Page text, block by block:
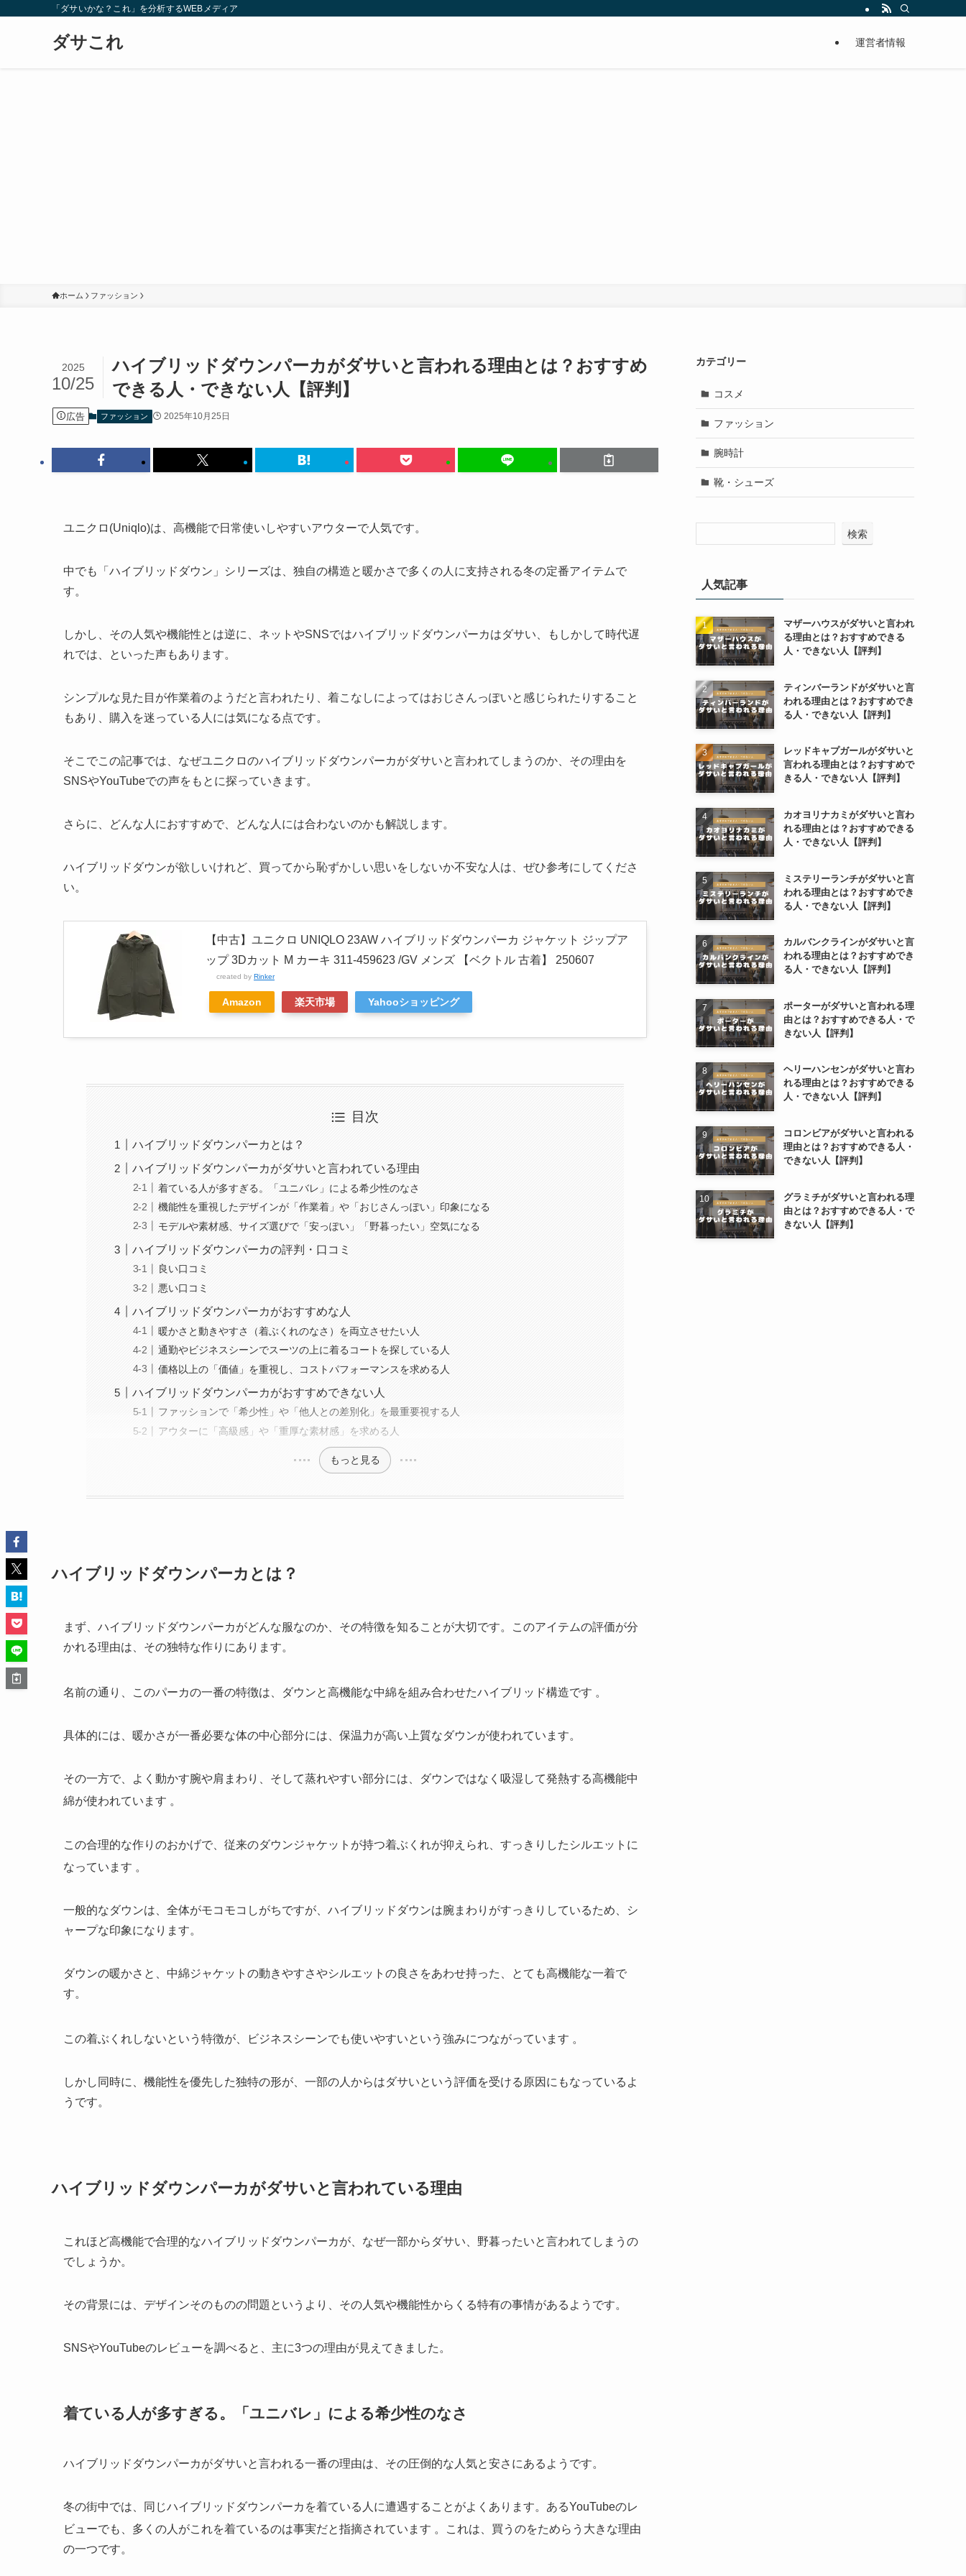
「ダサいかな？これ」を分析するWEBメディア
ダサこれ 運営者情報
ホーム ファッション
ハイブリッドダウンパーカがダサいと言われる理由とは？おすすめ
できる人・できない人【評判】
2025
10/25
広告 ファッション 2025年10月25日
ユニクロ(Uniqlo)は、高機能で日常使いしやすいアウターで人気です。
中でも「ハイブリッドダウン」シリーズは、独自の構造と暖かさで多くの人に支持される冬の定番アイテムで
す。
しかし、その人気や機能性とは逆に、ネットやSNSではハイブリッドダウンパーカはダサい、もしかして時代遅
れでは、といった声もあります。
シンプルな見た目が作業着のようだと言われたり、着こなしによってはおじさんっぽいと感じられたりすること
もあり、購入を迷っている人には気になる点です。
そこでこの記事では、なぜユニクロのハイブリッドダウンパーカがダサいと言われてしまうのか、その理由を
SNSやYouTubeでの声をもとに探っていきます。
さらに、どんな人におすすめで、どんな人には合わないのかも解説します。
ハイブリッドダウンが欲しいけれど、買ってから恥ずかしい思いをしないか不安な人は、ぜひ参考にしてくださ
い。
【中古】ユニクロ UNIQLO 23AW ハイブリッドダウンパーカ ジャケット ジップア
ップ 3Dカット M カーキ 311-459623 /GV メンズ 【ベクトル 古着】 250607
created by Rinker
Amazon 楽天市場 Yahooショッピング
目次
ハイブリッドダウンパーカとは？
ハイブリッドダウンパーカがダサいと言われている理由
着ている人が多すぎる。「ユニバレ」による希少性のなさ
機能性を重視したデザインが「作業着」や「おじさんっぽい」印象になる
モデルや素材感、サイズ選びで「安っぽい」「野暮ったい」空気になる
ハイブリッドダウンパーカの評判・口コミ
良い口コミ
悪い口コミ
ハイブリッドダウンパーカがおすすめな人
暖かさと動きやすさ（着ぶくれのなさ）を両立させたい人
通勤やビジネスシーンでスーツの上に着るコートを探している人
価格以上の「価値」を重視し、コストパフォーマンスを求める人
ハイブリッドダウンパーカがおすすめできない人
ファッションで「希少性」や「他人との差別化」を最重要視する人
アウターに「高級感」や「重厚な素材感」を求める人
もっと見る
ハイブリッドダウンパーカとは？
まず、ハイブリッドダウンパーカがどんな服なのか、その特徴を知ることが大切です。このアイテムの評価が分
かれる理由は、その独特な作りにあります。
名前の通り、このパーカの一番の特徴は、ダウンと高機能な中綿を組み合わせたハイブリッド構造です 。
具体的には、暖かさが一番必要な体の中心部分には、保温力が高い上質なダウンが使われています。
その一方で、よく動かす腕や肩まわり、そして蒸れやすい部分には、ダウンではなく吸湿して発熱する高機能中
綿が使われています 。
この合理的な作りのおかげで、従来のダウンジャケットが持つ着ぶくれが抑えられ、すっきりしたシルエットに
なっています 。
一般的なダウンは、全体がモコモコしがちですが、ハイブリッドダウンは腕まわりがすっきりしているため、シ
ャープな印象になります。
ダウンの暖かさと、中綿ジャケットの動きやすさやシルエットの良さをあわせ持った、とても高機能な一着で
す。
この着ぶくれしないという特徴が、ビジネスシーンでも使いやすいという強みにつながっています 。
しかし同時に、機能性を優先した独特の形が、一部の人からはダサいという評価を受ける原因にもなっているよ
うです。
ハイブリッドダウンパーカがダサいと言われている理由
これほど高機能で合理的なハイブリッドダウンパーカが、なぜ一部からダサい、野暮ったいと言われてしまうの
でしょうか。
その背景には、デザインそのものの問題というより、その人気や機能性からくる特有の事情があるようです。
SNSやYouTubeのレビューを調べると、主に3つの理由が見えてきました。
着ている人が多すぎる。「ユニバレ」による希少性のなさ
ハイブリッドダウンパーカがダサいと言われる一番の理由は、その圧倒的な人気と安さにあるようです。
冬の街中では、同じハイブリッドダウンパーカを着ている人に遭遇することがよくあります。あるYouTubeのレ
ビューでも、多くの人がこれを着ているのは事実だと指摘されています 。これは、買うのをためらう大きな理由
の一つです。
カテゴリー
コスメ
ファッション
腕時計
靴・シューズ
検索
人気記事
マザーハウスがダサいと言われ
る理由とは？おすすめできる
人・できない人【評判】
ティンバーランドがダサいと言
われる理由とは？おすすめでき
る人・できない人【評判】
レッドキャプガールがダサいと
言われる理由とは？おすすめで
きる人・できない人【評判】
カオヨリナカミがダサいと言わ
れる理由とは？おすすめできる
人・できない人【評判】
ミステリーランチがダサいと言
われる理由とは？おすすめでき
る人・できない人【評判】
カルバンクラインがダサいと言
われる理由とは？おすすめでき
る人・できない人【評判】
ポーターがダサいと言われる理
由とは？おすすめできる人・で
きない人【評判】
ヘリーハンセンがダサいと言わ
れる理由とは？おすすめできる
人・できない人【評判】
コロンビアがダサいと言われる
理由とは？おすすめできる人・
できない人【評判】
グラミチがダサいと言われる理
由とは？おすすめできる人・で
きない人【評判】